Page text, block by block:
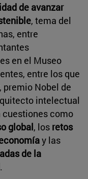
de avanzar
, tema del
entre
en el Museo
entre los que
, premio Nobel de
intelectual
cuestiones como
global, los retos
y las
de la
.